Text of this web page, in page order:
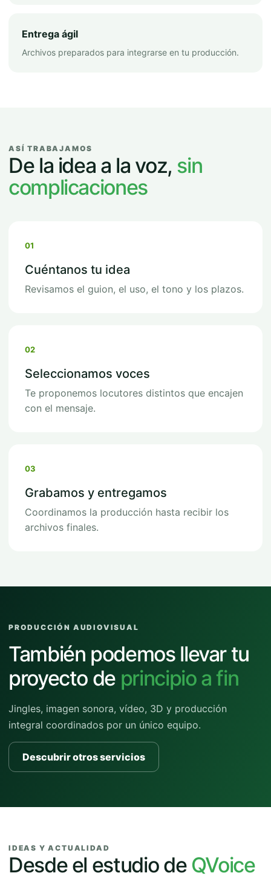
Entrega ágil
Archivos preparados para integrarse en tu producción.
ASÍ TRABAJAMOS
De la idea a la voz, sin
complicaciones
01
Cuéntanos tu idea
Revisamos el guion, el uso, el tono y los plazos.
02
Seleccionamos voces
Te proponemos locutores distintos que encajen
con el mensaje.
03
Grabamos y entregamos
Coordinamos la producción hasta recibir los
archivos finales.
PRODUCCIÓN AUDIOVISUAL
También podemos llevar tu
proyecto de principio a fin
Jingles, imagen sonora, vídeo, 3D y producción
integral coordinados por un único equipo.
Descubrir otros servicios
IDEAS Y ACTUALIDAD
Desde el estudio de QVoice